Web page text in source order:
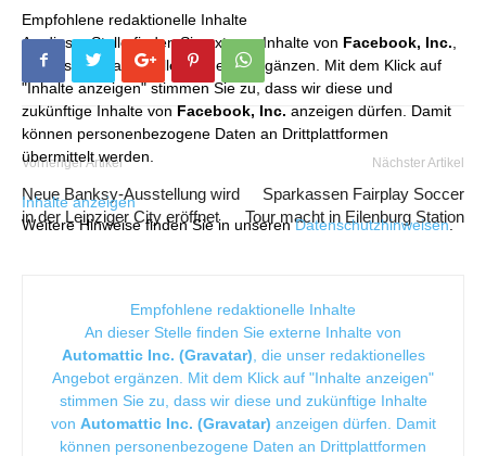
Empfohlene redaktionelle Inhalte
An dieser Stelle finden Sie externe Inhalte von Facebook, Inc.
die unser redaktionelles Angebot ergänzen. Mit dem Klick auf
"Inhalte anzeigen" stimmen Sie zu, dass wir diese und
zukünftige Inhalte von Facebook, Inc. anzeigen dürfen. Damit
können personenbezogene Daten an Drittplattformen
übermittelt werden.
Inhalte anzeigen
Weitere Hinweise finden Sie in unserenDatenschutzhinweisen.
Vorheriger Artikel
Neue Banksy-Ausstellung wird
in der Leipziger City eröffnet
Nächster Artikel
Sparkassen Fairplay Soccer
Tour macht in Eilenburg Station
Empfohlene redaktionelle Inhalte
An dieser Stelle finden Sie externe Inhalte von
Automattic Inc. (Gravatar) , die unser redaktionelles
Angebot ergänzen. Mit dem Klick auf "Inhalte anzeigen"
stimmen Sie zu, dass wir diese und zukünftige Inhalte
von Automattic Inc. (Gravatar) anzeigen dürfen. Damit
können personenbezogene Daten an Drittplattformen